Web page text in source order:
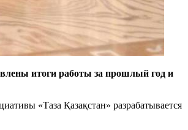
итоги работы за прошлый год и
«Таза Қазақстан» разрабатывается